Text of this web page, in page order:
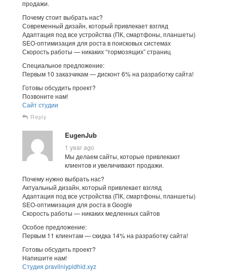
продажи.
Почему стоит выбрать нас?
Современный дизайн, который привлекает взгляд
Адаптация под все устройства (ПК, смартфоны, планшеты)
SEO-оптимизация для роста в поисковых системах
Скорость работы — никаких “тормозящих” страниц
Специальное предложение:
Первым 10 заказчикам — дисконт 6% на разработку сайта!
Готовы обсудить проект?
Позвоните нам!
Сайт студии
Reply
EugenJub
1 year ago
Мы делаем сайты, которые привлекают
клиентов и увеличивают продажи.
Почему нужно выбрать нас?
Актуальный дизайн, который привлекает взгляд
Адаптация под все устройства (ПК, смартфоны, планшеты)
SEO-оптимизация для роста в Google
Скорость работы — никаких медленных сайтов
Особое предложение:
Первым 11 клиентам — скидка 14% на разработку сайта!
Готовы обсудить проект?
Напишите нам!
Студия pravilniypidhid.xyz